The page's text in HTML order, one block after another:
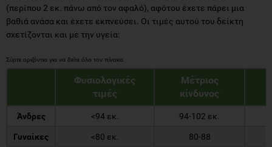
(περίπου 2 εκ. πάνω από τον αφαλό), αφότου έχετε πάρει μια
βαθιά ανάσα και έχετε εκπνεύσει. Οι τιμές αυτού του δείκτη
σχετίζονται και με την υγεία:
Φυσιολογικές
τιμές
Μέτριος
κίνδυνος
Άνδρες <94 εκ. 94-102 εκ.
Γυναίκες <80 εκ. 80-88